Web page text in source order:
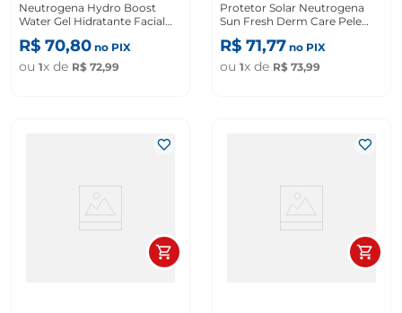
Neutrogena Hydro Boost
Water Gel Hidratante Facial
Refil 50g
R$ 70,80 no PIX
ou 1x de R$ 72,99
Protetor Solar Neutrogena
Sun Fresh Derm Care Pele
Morena Fps 70 40g
R$ 71,77 no PIX
ou 1x de R$ 73,99